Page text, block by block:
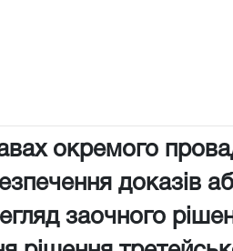
окремого
доказів
заочного